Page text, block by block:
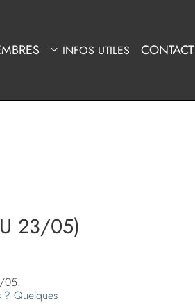
INFOS UTILES CONTACT
23/05)
05.
? Quelques